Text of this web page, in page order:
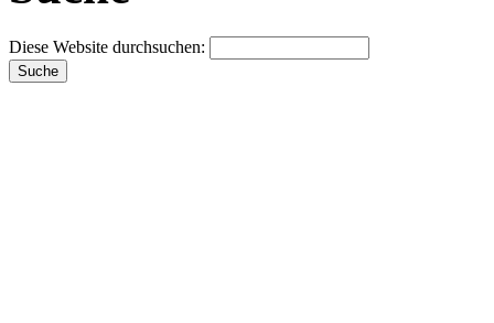
Diese Website durchsuchen: